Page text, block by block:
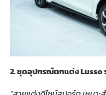
2.ชุดอุปกรณ์ตกแต่งLusso